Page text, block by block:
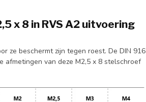
x 8 in RVS A2 uitvoering
ze beschermt zijn tegen roest. De DIN 916
afmetingen van deze M2,5 x 8 stelschroef